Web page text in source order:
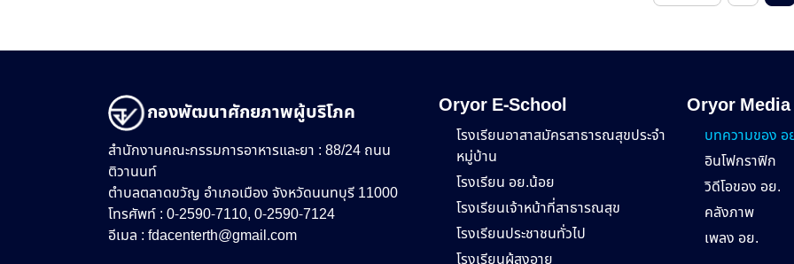
กองพัฒนาศักยภาพผู้บริโภค
สำนักงานคณะกรรมการอาหารและยา : 88/24 ถนน
ติวานนท์
ตำบลตลาดขวัญ อำเภอเมือง จังหวัดนนทบุรี 11000
โทรศัพท์ : 0-2590-7110, 0-2590-7124
อีเมล : fdacenterth@gmail.com
Oryor E-School
โรงเรียนอาสาสมัครสาธารณสุขประจำ
หมู่บ้าน
โรงเรียน อย.น้อย
โรงเรียนเจ้าหน้าที่สาธารณสุข
โรงเรียนประชาชนทั่วไป
โรงเรียนผู้สูงอายุ
Oryor Media
บทความของ อ
อินโฟกราฟิก
วิดีโอของ อย.
คลังภาพ
เพลง อย.